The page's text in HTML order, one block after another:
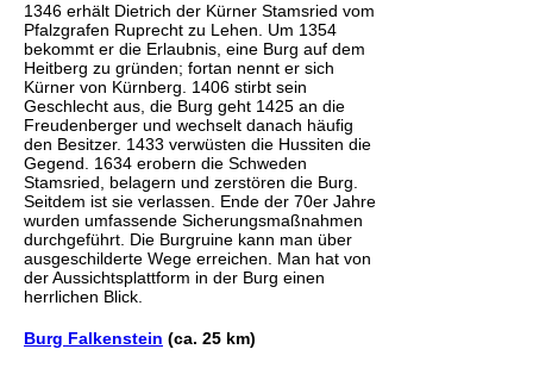
1346 erhält Dietrich der Kürner Stamsried vom
Pfalzgrafen Ruprecht zu Lehen. Um 1354
bekommt er die Erlaubnis, eine Burg auf dem
Heitberg zu gründen; fortan nennt er sich
Kürner von Kürnberg. 1406 stirbt sein
Geschlecht aus, die Burg geht 1425 an die
Freudenberger und wechselt danach häufig
den Besitzer. 1433 verwüsten die Hussiten die
Gegend. 1634 erobern die Schweden
Stamsried, belagern und zerstören die Burg.
Seitdem ist sie verlassen. Ende der 70er Jahre
wurden umfassende Sicherungsmaßnahmen
durchgeführt. Die Burgruine kann man über
ausgeschilderte Wege erreichen. Man hat von
der Aussichtsplattform in der Burg einen
herrlichen Blick.
Burg Falkenstein (ca. 25 km)